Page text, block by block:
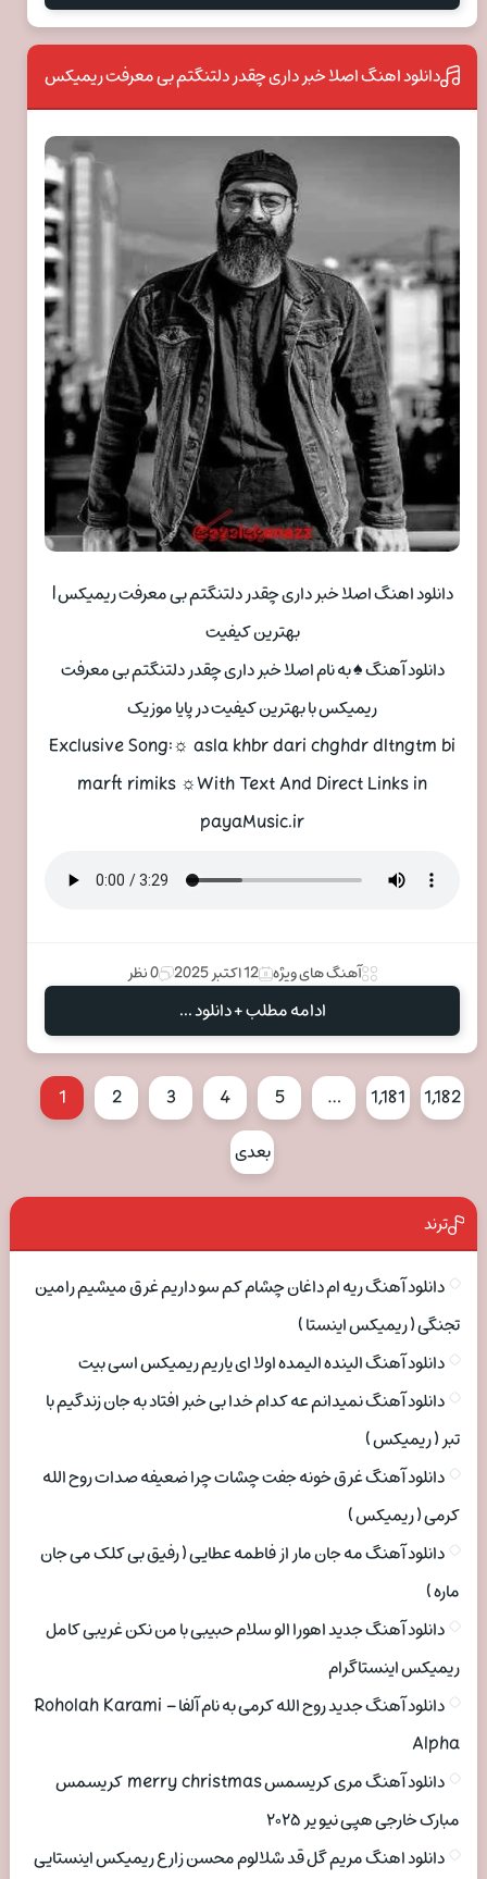
دانلود اهنگ اصلا خبر داری چقدر دلتنگتم بی معرفت ریمیکس
دانلود اهنگ اصلا خبر داری چقدر دلتنگتم بی معرفت ریمیکس |
بهترین کیفیت
دانلود آهنگ ♠ به نام اصلا خبر داری چقدر دلتنگتم بی معرفت
ریمیکس با بهترین کیفیت در پایا موزیک
Exclusive Song:☼ asla khbr dari chghdr dltngtm bi
marft rimiks ☼With Text And Direct Links in
payaMusic.ir
آهنگ های ویژه 12 اکتبر 2025 0 نظر
ادامه مطلب + دانلود ...
1 2 3 4 5 … 1,181
1,182
بعدی
ترند
دانلود آهنگ ریه ام داغان چشام کم سو داریم غرق میشیم رامین
تجنگی ( ریمیکس اینستا )
دانلود آهنگ الینده الیمده اولا ای یاریم ریمیکس اسی بیت
دانلود آهنگ نمیدانم عه کدام خدا بی خبر افتاد به جان زندگیم با
تبر ( ریمیکس )
دانلود آهنگ غرق خونه جفت چشات چرا ضعیفه صدات روح الله
کرمی ( ریمیکس )
دانلود آهنگ مه جان مار از فاطمه عطایی ( رفیق بی کلک می جان
ماره )
دانلود آهنگ جدید اهورا الو سلام حبیبی با من نکن غریبی کامل
ریمیکس اینستاگرام
دانلود آهنگ جدید روح الله کرمی به نام آلفا Roholah Karami –
Alpha
دانلود آهنگ مری کریسمس merry christmas کریسمس
مبارک خارجی هپی نیو یر ۲۰۲۵
دانلود اهنگ مریم گل قد شلالوم محسن زارع ریمیکس اینستایی